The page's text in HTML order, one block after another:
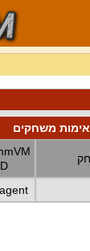
משחקים